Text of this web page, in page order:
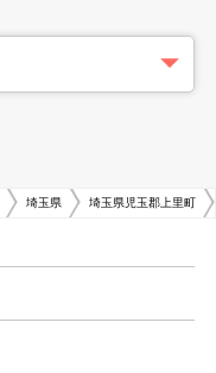
埼玉県 埼玉県児玉郡上里町